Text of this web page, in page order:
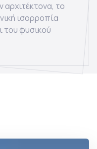
αρχιτέκτονα, το
ισορροπία
του φυσικού